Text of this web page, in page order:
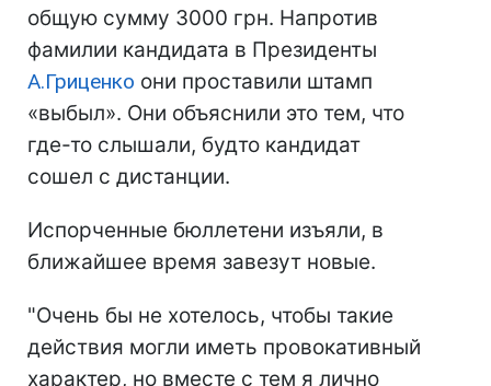
общую сумму 3000 грн. Напротив
фамилии кандидата в Президенты
А.Гриценко они проставили штамп
«выбыл». Они объяснили это тем, что
где-то слышали, будто кандидат
сошел с дистанции.
Испорченные бюллетени изъяли, в
ближайшее время завезут новые.
"Очень бы не хотелось, чтобы такие
действия могли иметь провокативный
характер, но вместе с тем я лично